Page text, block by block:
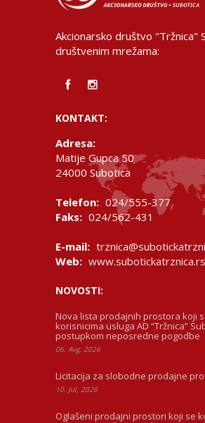
Akcionarsko društvo "Tržnica"
društvenim mrežama:
KONTAKT:
Adresa:
Matije Gupca 50
24000 Subotica
Telefon: 024/555-377
Faks: 024/562-431
E-mail:
Web: www.subotickatrznica.rs
NOVOSTI:
Nova lista prodajnih prostora koji
korisnicima usluga AD “Tržnica”
postupkom neposredne pogodbe
06. Avg, 2026
Licitacija za slobodne prodajne
10. Jul, 2026
Oglašeni prodajni prostori koji se